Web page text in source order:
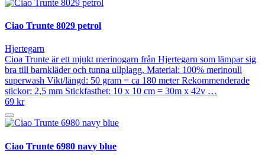
Ciao Trunte 8029 petrol
Hjertegarn
Cioa Trunte är ett mjukt merinogarn från Hjertegarn som lämpar sig
bra till barnkläder och tunna ullplagg. Material: 100% merinoull
superwash Vikt/längd: 50 gram = ca 180 meter Rekommenderade
stickor: 2,5 mm Stickfasthet: 10 x 10 cm = 30m x 42v …
69 kr
Ciao Trunte 6980 navy blue